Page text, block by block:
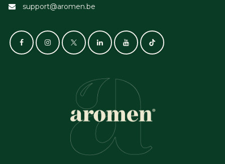
support@aromen.be